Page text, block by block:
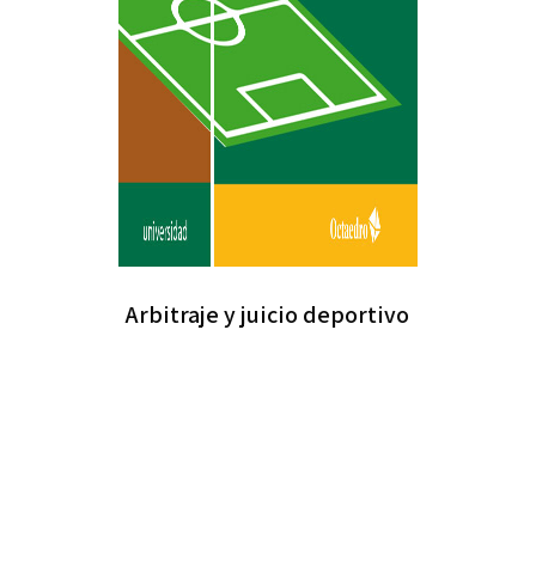
Arbitraje y juicio deportivo